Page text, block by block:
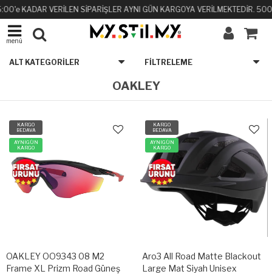
VERİLEN SİPARİŞLER AYNI GÜN KARGOYA VERİLMEKTEDİR. 500₺
menü
ALT KATEGORILER FILTRELEME
OAKLEY
KARGO
BEDAVA
AYNIGÜN
KARGO
OAKLEY OO9343 08 M2
Frame XL Prizm Road Güneş
KARGO
BEDAVA
AYNIGÜN
KARGO
Aro3 All Road Matte Blackout
Large Mat Siyah Unisex